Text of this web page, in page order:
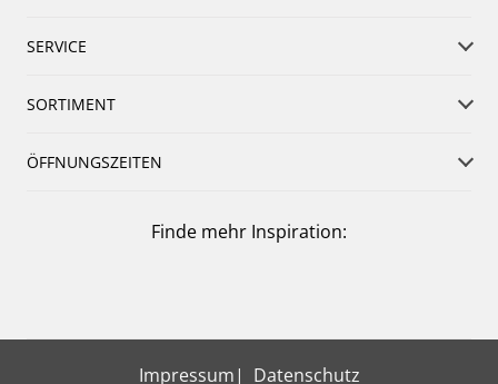
SERVICE
SORTIMENT
ÖFFNUNGSZEITEN
Finde mehr Inspiration:
Impressum Datenschutz